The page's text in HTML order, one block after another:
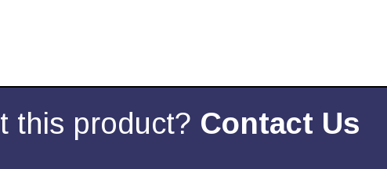
this product? Contact Us